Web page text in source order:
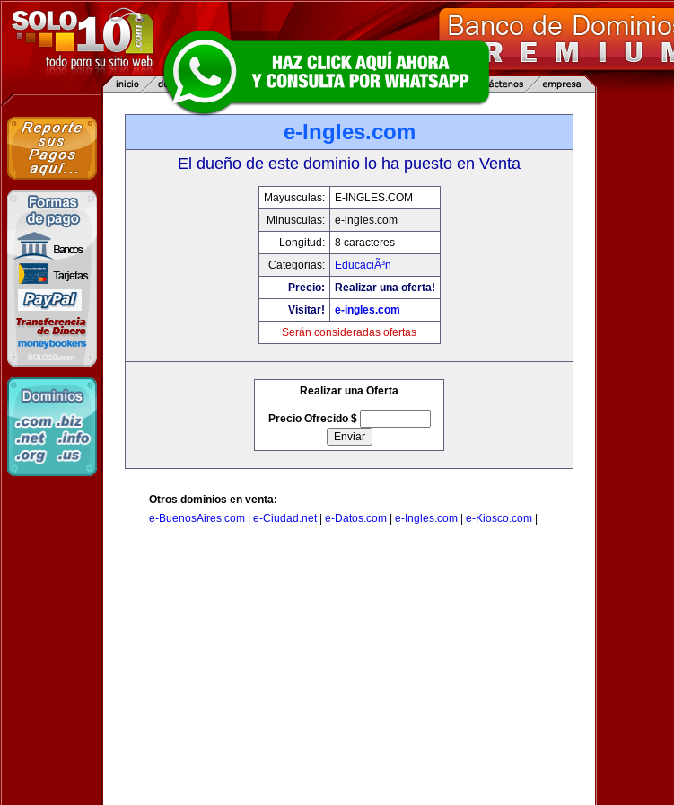
e-Ingles.com
El dueño de este dominio lo ha puesto en Venta
Mayusculas:
E-INGLES.COM
Minusculas:
e-ingles.com
Longitud:
8 caracteres
Categorias:
EducaciÃ³n
Precio:
Realizar una oferta!
Visitar!
e-ingles.com
Serán consideradas ofertas
Realizar una Oferta
Precio Ofrecido $
Otros dominios en venta:
e-BuenosAires.com
e-Ciudad.net| e-Datos.com e-Ingles.com e-Kiosco.com